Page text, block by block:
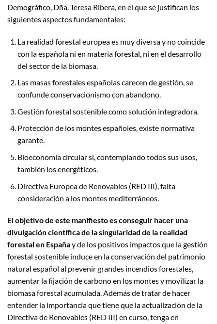
Demográfico, Dña. Teresa Ribera, en el que se justifican los
siguientes aspectos fundamentales:
La realidad forestal europea es muy diversa y no coincide
con la española ni en materia forestal, ni en el desarrollo
del sector de la biomasa.
Las masas forestales españolas carecen de gestión, se
confunde conservacionismo con abandono.
Gestión forestal sostenible como solución integradora.
Protección de los montes españoles, existe normativa
garante.
Bioeconomía circular sí, contemplando todos sus usos,
también los energéticos.
Directiva Europea de Renovables (RED III), falta
consideración a los montes mediterráneos.
El objetivo de este manifiesto es conseguir hacer una
divulgación científica de la singularidad de la realidad
forestal en Españay de los positivos impactos que la gestión
forestal sostenible induce en la conservación del patrimonio
natural español al prevenir grandes incendios forestales,
aumentar la fijación de carbono en los montes y movilizar la
biomasa forestal acumulada. Además de tratar de hacer
entender la importancia que tiene que la actualización de la
Directiva de Renovables (RED III) en curso, tenga en